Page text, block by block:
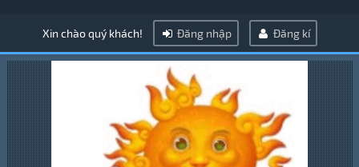
Xin chào quý khách! Đăng nhập Đăng kí